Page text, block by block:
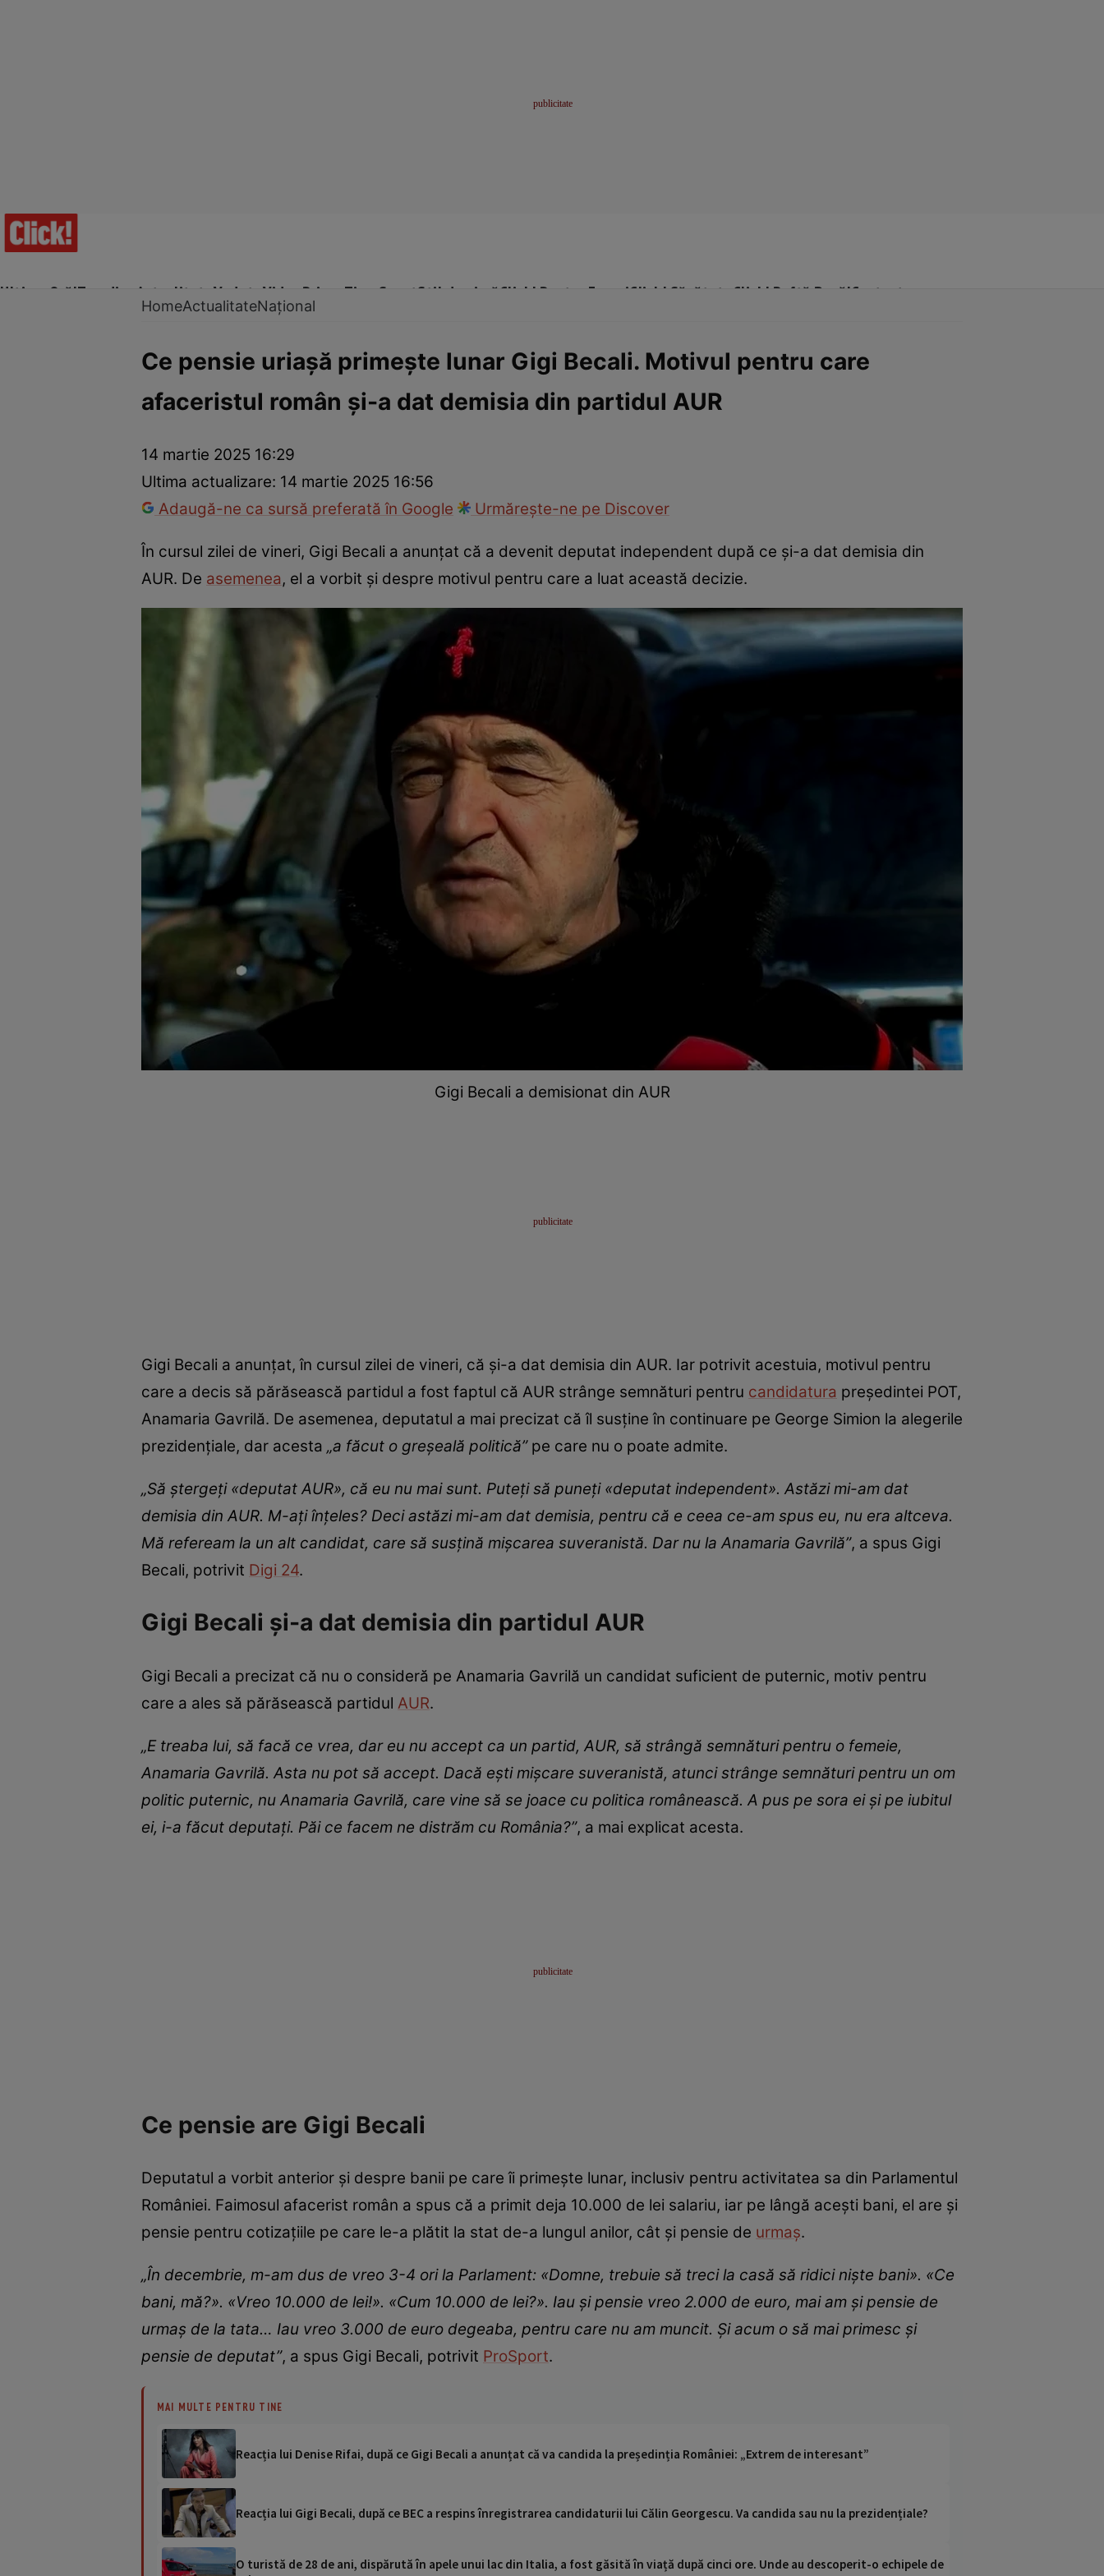
Ultima Oră!Trending Actualitate Vedete Video Prime Time SportStil de viațăClick! Pentru FemeiClick! Sănătate Click! Poftă Bună!Contact
InternaționalFapt diversTehnologie Național Sport
HomeActualitateNațional
Ce pensie uriașă primește lunar Gigi Becali. Motivul pentru care
afaceristul român și-a dat demisia din partidul AUR
14 martie 2025 16:29
Ultima actualizare: 14 martie 2025 16:56
Adaugă-ne ca sursă preferată în Google
Urmărește-ne pe Discover
În cursul zilei de vineri, Gigi Becali a anunțat că a devenit deputat independent după ce și-a dat demisia din
AUR. De asemenea, el a vorbit și despre motivul pentru care a luat această decizie.
Gigi Becali a demisionat din AUR
Gigi Becali a anunțat, în cursul zilei de vineri, că și-a dat demisia din AUR. Iar potrivit acestuia, motivul pentru
care a decis să părăsească partidul a fost faptul că AUR strânge semnături pentru candidatura președintei POT,
Anamaria Gavrilă. De asemenea, deputatul a mai precizat că îl susține în continuare pe George Simion la alegerile
prezidențiale, dar acesta „a făcut o greșeală politică”pe care nu o poate admite.
„Să ştergeţi «deputat AUR», că eu nu mai sunt. Puteţi să puneţi «deputat independent». Astăzi mi-am dat
demisia din AUR. M-aţi înţeles? Deci astăzi mi-am dat demisia, pentru că e ceea ce-am spus eu, nu era altceva.
Mă refeream la un alt candidat, care să susţină mişcarea suveranistă. Dar nu la Anamaria Gavrilă”, a spus Gigi
Becali, potrivit Digi 24.
Gigi Becali și-a dat demisia din partidul AUR
Gigi Becali a precizat că nu o consideră pe Anamaria Gavrilă un candidat suficient de puternic, motiv pentru
care a ales să părăsească partidul AUR.
„E treaba lui, să facă ce vrea, dar eu nu accept ca un partid, AUR, să strângă semnături pentru o femeie,
Anamaria Gavrilă. Asta nu pot să accept. Dacă eşti mişcare suveranistă, atunci strânge semnături pentru un om
politic puternic, nu Anamaria Gavrilă, care vine să se joace cu politica românească. A pus pe sora ei şi pe iubitul
ei, i-a făcut deputaţi. Păi ce facem ne distrăm cu România?”, a mai explicat acesta.
Ce pensie are Gigi Becali
Deputatul a vorbit anterior și despre banii pe care îi primește lunar, inclusiv pentru activitatea sa din Parlamentul
României. Faimosul afacerist român a spus că a primit deja 10.000 de lei salariu, iar pe lângă acești bani, el are și
pensie pentru cotizațiile pe care le-a plătit la stat de-a lungul anilor, cât și pensie de urmaș.
„În decembrie, m-am dus de vreo 3-4 ori la Parlament: «Domne, trebuie să treci la casă să ridici niște bani». «Ce
bani, mă?». «Vreo 10.000 de lei!». «Cum 10.000 de lei?». Iau și pensie vreo 2.000 de euro, mai am și pensie de
urmaș de la tata… Iau vreo 3.000 de euro degeaba, pentru care nu am muncit. Și acum o să mai primesc și
pensie de deputat”, a spus Gigi Becali, potrivit ProSport.
MAI MULTE PENTRU TINE
Reacția lui Denise Rifai, după ce Gigi Becali a anunțat că va candida la președinția României: „Extrem de interesant”
Reacția lui Gigi Becali, după ce BEC a respins înregistrarea candidaturii lui Călin Georgescu. Va candida sau nu la prezidențiale?
O turistă de 28 de ani, dispărută în apele unui lac din Italia, a fost găsită în viață după cinci ore. Unde au descoperit-o echipele de